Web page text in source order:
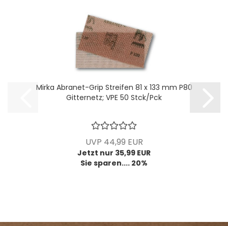
Mirka Abranet-Grip Streifen 81 x 133 mm P80
Gitternetz; VPE 50 Stck/Pck
UVP 44,99 EUR
Jetzt nur 35,99 EUR
Sie sparen.... 20%